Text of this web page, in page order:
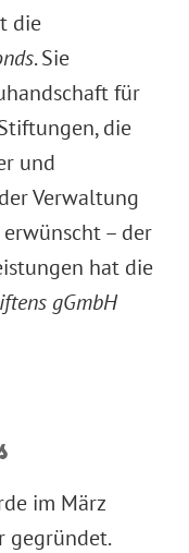
die
. Sie
für
die
und
Verwaltung
– der
hat die
gGmbH
im März
gegründet.